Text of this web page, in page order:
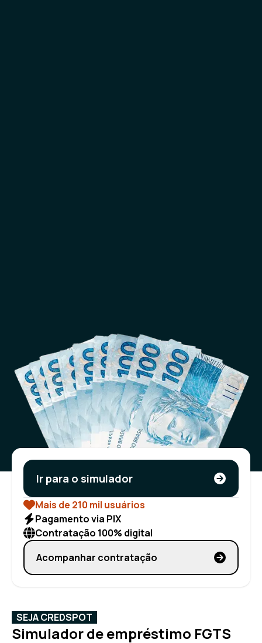
Ir para o simulador
Mais de 210 mil usuários
Pagamento via PIX
Contratação 100% digital
Acompanhar contratação
SEJA CREDSPOT
Simulador de empréstimo FGTS